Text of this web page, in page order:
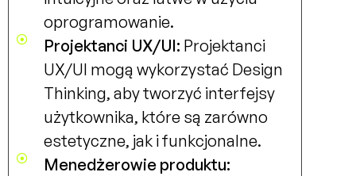
oprogramowanie.
Projektanci UX/UI: Projektanci
UX/UI mogą wykorzystać Design
Thinking, aby tworzyć interfejsy
użytkownika, które są zarówno
estetyczne, jak i funkcjonalne.
Menedżerowie produktu: